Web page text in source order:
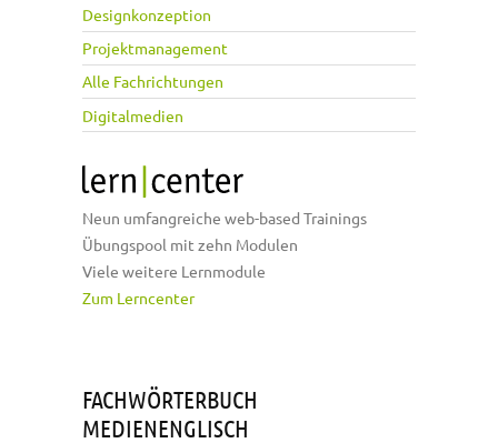
Designkonzeption
Projektmanagement
Alle Fachrichtungen
Digitalmedien
Neun umfangreiche web-based Trainings
Übungspool mit zehn Modulen
Viele weitere Lernmodule
Zum Lerncenter
FACHWÖRTERBUCH
MEDIENENGLISCH